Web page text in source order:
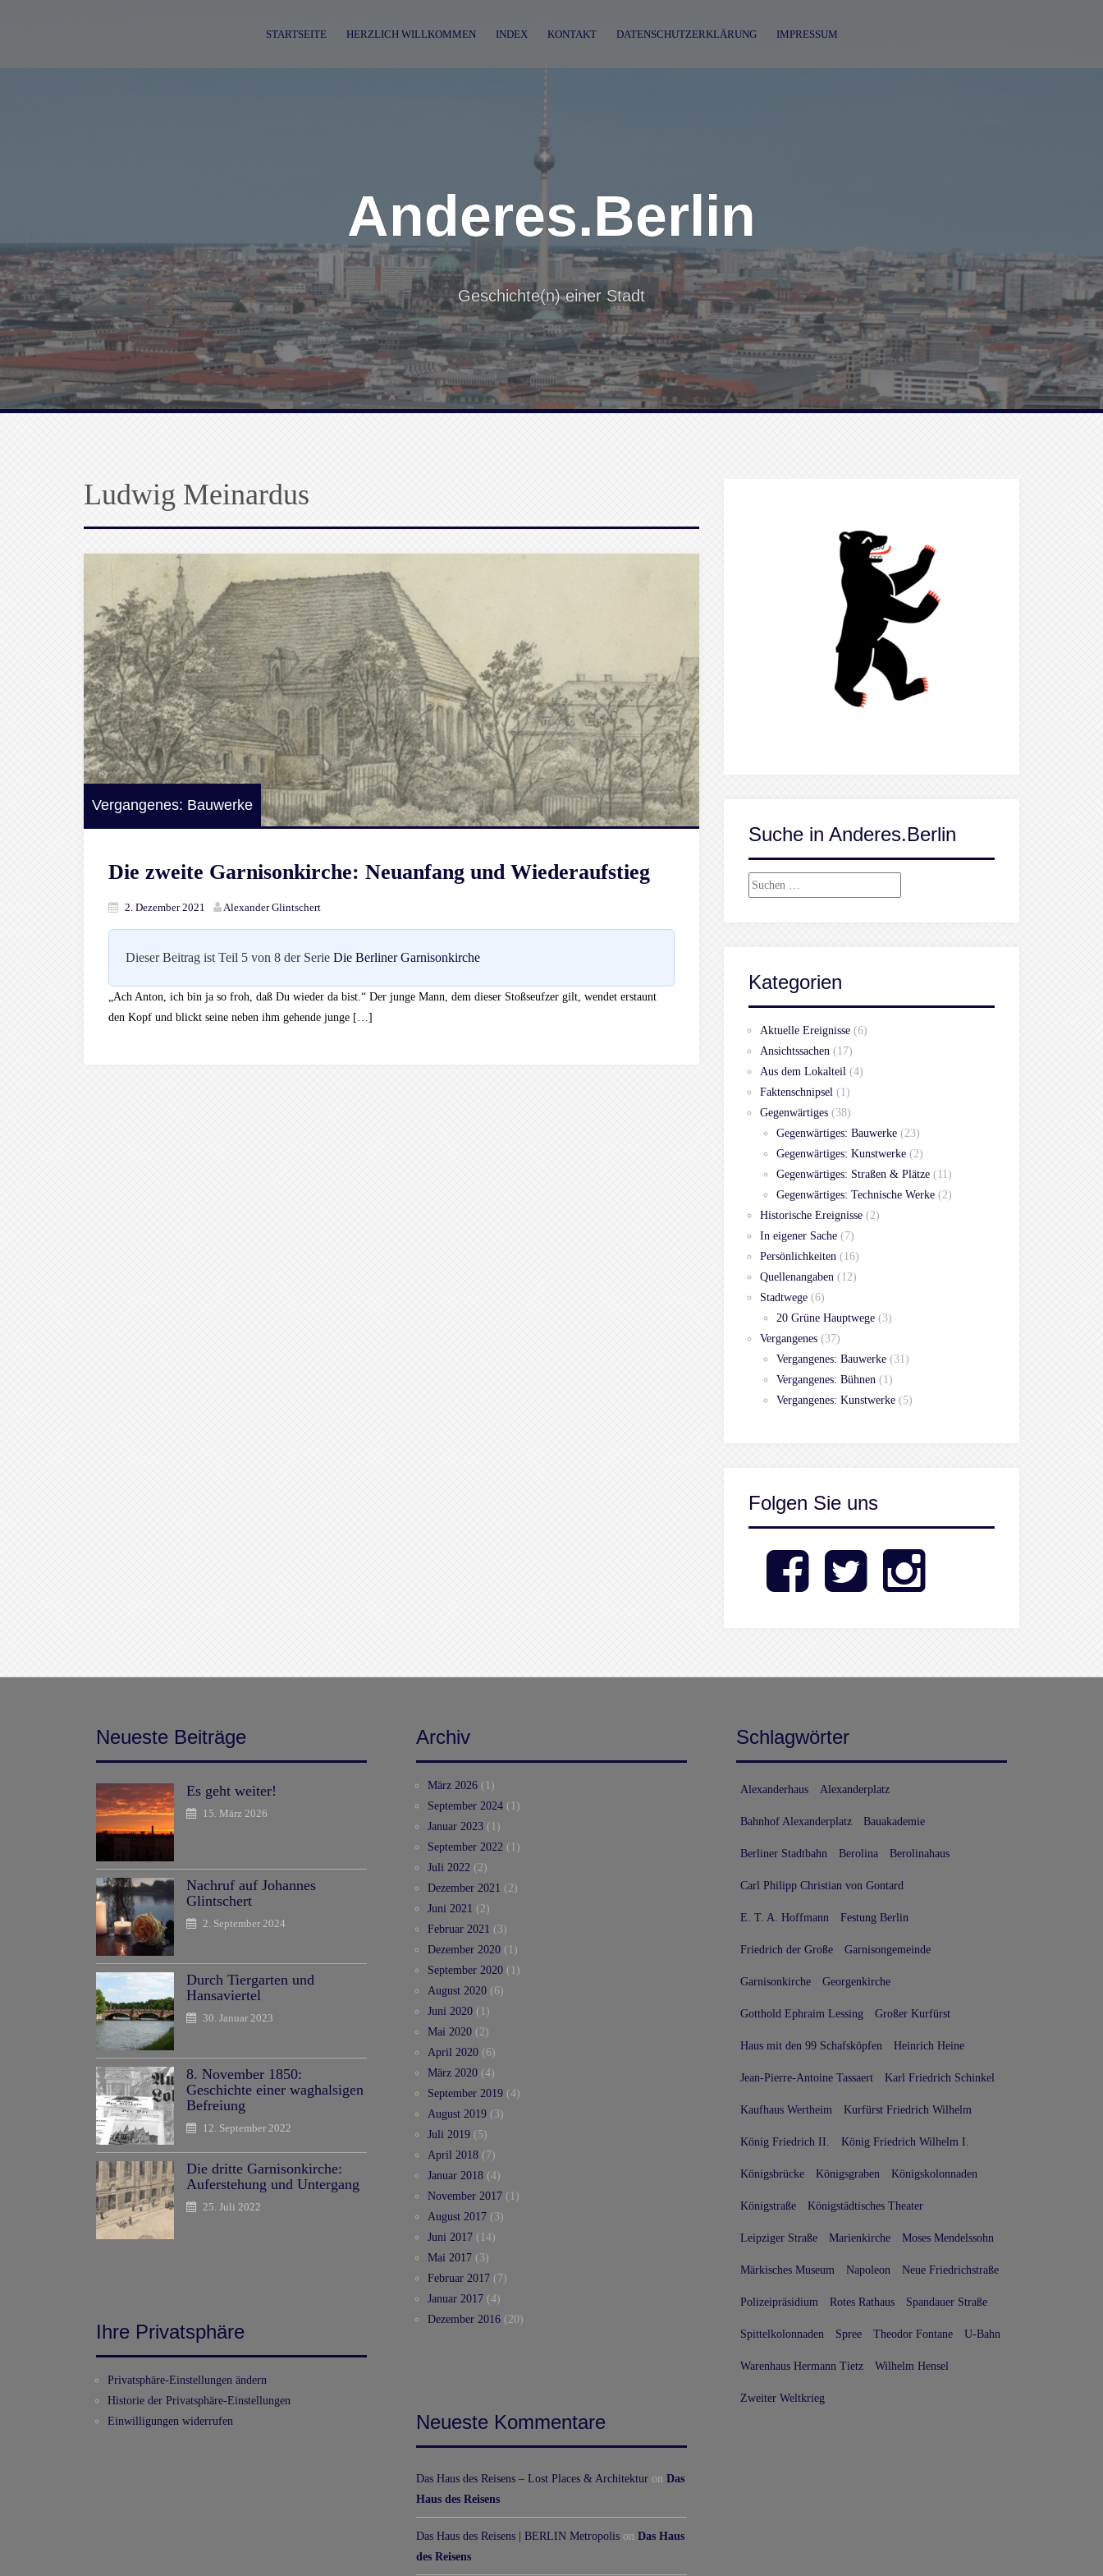
STARTSEITE HERZLICH WILLKOMMEN INDEX KONTAKT DATENSCHUTZERKLÄRUNG IMPRESSUM
Anderes.Berlin
Geschichte(n) einer Stadt
Ludwig Meinardus
Vergangenes: Bauwerke
Die zweite Garnisonkirche: Neuanfang und Wiederaufstieg
2. Dezember 2021 Alexander Glintschert
Dieser Beitrag ist Teil 5 von 8 der Serie Die Berliner Garnisonkirche
„Ach Anton, ich bin ja so froh, daß Du wieder da bist.“ Der junge Mann, dem dieser Stoßseufzer gilt, wendet erstaunt
den Kopf und blickt seine neben ihm gehende junge […]
Suche in Anderes.Berlin
Suchen
Kategorien
Aktuelle Ereignisse (6)
Ansichtssachen (17)
Aus dem Lokalteil (4)
Faktenschnipsel (1)
Gegenwärtiges (38)
Gegenwärtiges: Bauwerke (23)
Gegenwärtiges: Kunstwerke (2)
Gegenwärtiges: Straßen & Plätze (11)
Gegenwärtiges: Technische Werke (2)
Historische Ereignisse (2)
In eigener Sache (7)
Persönlichkeiten (16)
Quellenangaben (12)
Stadtwege (6)
20 Grüne Hauptwege (3)
Vergangenes (37)
Vergangenes: Bauwerke (31)
Vergangenes: Bühnen (1)
Vergangenes: Kunstwerke (5)
Folgen Sie uns
Facebook Twitter Instagram
Neueste Beiträge
Es geht weiter!
15. März 2026
Nachruf auf Johannes
Glintschert
2. September 2024
Durch Tiergarten und
Hansaviertel
30. Januar 2023
8. November 1850:
Geschichte einer waghalsigen
Befreiung
12. September 2022
Die dritte Garnisonkirche:
Auferstehung und Untergang
25. Juli 2022
Ihre Privatsphäre
Privatsphäre-Einstellungen ändern
Historie der Privatsphäre-Einstellungen
Einwilligungen widerrufen
Archiv
März 2026 (1)
September 2024 (1)
Januar 2023 (1)
September 2022 (1)
Juli 2022 (2)
Dezember 2021 (2)
Juni 2021 (2)
Februar 2021 (3)
Dezember 2020 (1)
September 2020 (1)
August 2020 (6)
Juni 2020 (1)
Mai 2020 (2)
April 2020 (6)
März 2020 (4)
September 2019 (4)
August 2019 (3)
Juli 2019 (5)
April 2018 (7)
Januar 2018 (4)
November 2017 (1)
August 2017 (3)
Juni 2017 (14)
Mai 2017 (3)
Februar 2017 (7)
Januar 2017 (4)
Dezember 2016 (20)
Neueste Kommentare
Das Haus des Reisens – Lost Places & Architektur on Das
Haus des Reisens
Das Haus des Reisens | BERLIN Metropolis on Das Haus
des Reisens
Schlagwörter
Alexanderhaus Alexanderplatz
Bahnhof Alexanderplatz Bauakademie
Berliner Stadtbahn Berolina Berolinahaus
Carl Philipp Christian von Gontard
E. T. A. Hoffmann Festung Berlin
Friedrich der Große Garnisongemeinde
Garnisonkirche Georgenkirche
Gotthold Ephraim Lessing Großer Kurfürst
Haus mit den 99 Schafsköpfen Heinrich Heine
Jean-Pierre-Antoine Tassaert Karl Friedrich Schinkel
Kaufhaus Wertheim Kurfürst Friedrich Wilhelm
König Friedrich II. König Friedrich Wilhelm I.
Königsbrücke Königsgraben Königskolonnaden
Königstraße Königstädtisches Theater
Leipziger Straße Marienkirche Moses Mendelssohn
Märkisches Museum Napoleon Neue Friedrichstraße
Polizeipräsidium Rotes Rathaus Spandauer Straße
Spittelkolonnaden Spree Theodor Fontane U-Bahn
Warenhaus Hermann Tietz Wilhelm Hensel
Zweiter Weltkrieg